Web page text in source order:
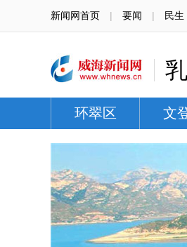
新闻网首页 | 要闻 | 民生
环翠区 文